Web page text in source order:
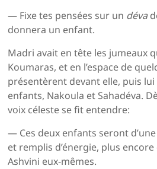
— Fixe tes pensées sur un déva
donnera un enfant.
Madri avait en tête les jumeaux
Koumaras, et en l’espace de
présentèrent devant elle, puis
enfants, Nakoula et Sahadéva.
voix céleste se fit entendre:
— Ces deux enfants seront
et remplis d’énergie, plus
Ashvini eux-mêmes.